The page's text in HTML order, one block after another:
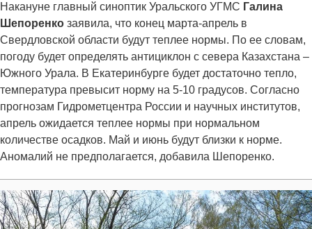
Накануне главный синоптик Уральского УГМС Галина
Шепоренко заявила, что конец марта-апрель в
Свердловской области будут теплее нормы. По ее словам,
погоду будет определять антициклон с севера Казахстана –
Южного Урала. В Екатеринбурге будет достаточно тепло,
температура превысит норму на 5-10 градусов. Согласно
прогнозам Гидрометцентра России и научных институтов,
апрель ожидается теплее нормы при нормальном
количестве осадков. Май и июнь будут близки к норме.
Аномалий не предполагается, добавила Шепоренко.